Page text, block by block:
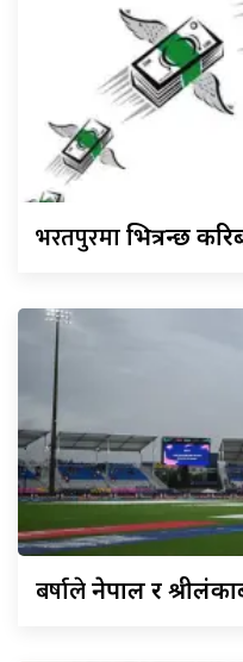
भरतपुरमाभित्रन्छ
बर्षालेनेपाल र